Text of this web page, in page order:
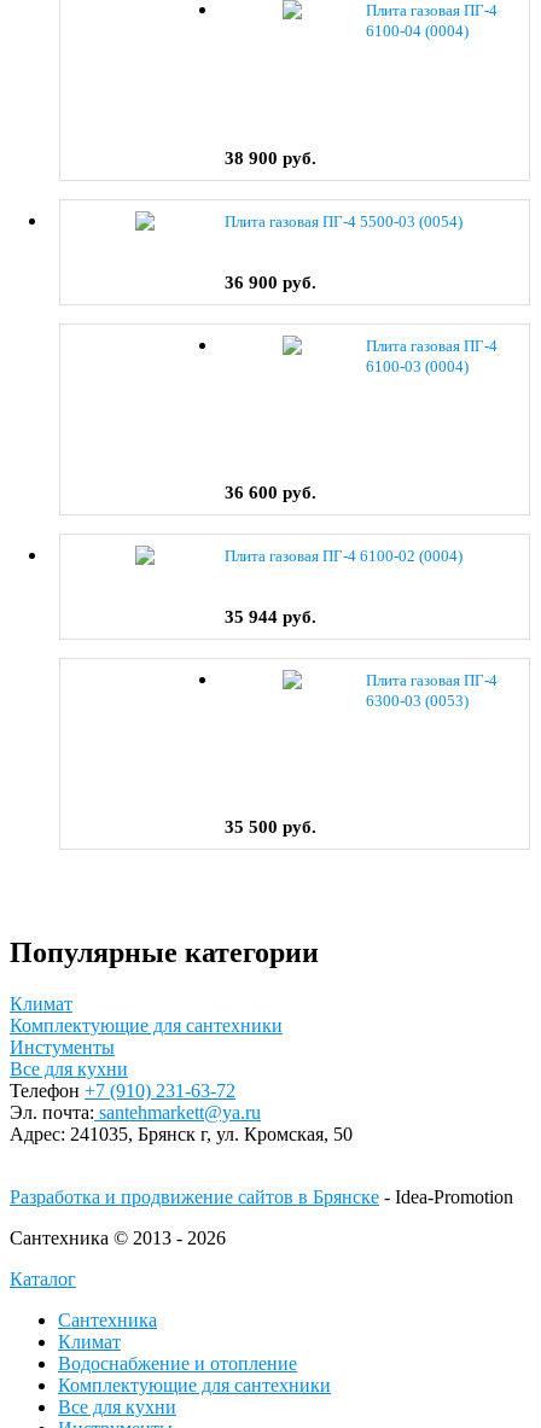
Плита газовая ПГ-4
6100-04 (0004)
38 900 руб.
Плита газовая ПГ-4 5500-03 (0054)
36 900 руб.
Плита газовая ПГ-4
6100-03 (0004)
36 600 руб.
Плита газовая ПГ-4 6100-02 (0004)
35 944 руб.
Плита газовая ПГ-4
6300-03 (0053)
35 500 руб.
Популярные категории
Климат
Комплектующие для сантехники
Инстументы
Все для кухни
Телефон +7 (910) 231-63-72
Эл. почта: santehmarkett@ya.ru
Адрес: 241035, Брянск г, ул. Кромская, 50
Разработка и продвижение сайтов в Брянске - Idea-Promotion
Сантехника © 2013 - 2026
Каталог
Сантехника
Климат
Водоснабжение и отопление
Комплектующие для сантехники
Все для кухни